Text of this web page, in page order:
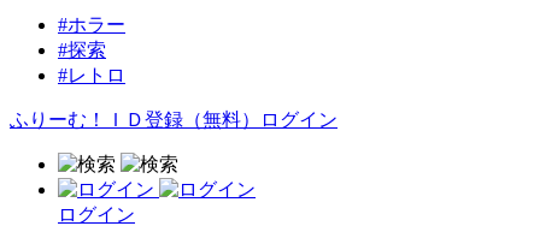
#ホラー
#探索
#レトロ
ふりーむ！ＩＤ登録（無料） ログイン
ログイン